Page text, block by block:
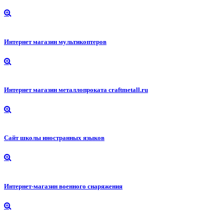
Интернет магазин мультикоптеров
Интернет магазин металлопроката craftmetall.ru
Сайт школы иностранных языков
Интернет-магазин военного снаряжения